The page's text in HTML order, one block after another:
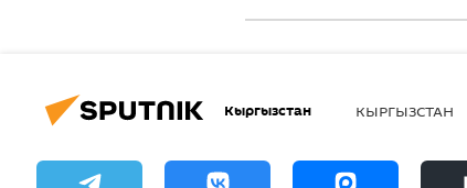
Кыргызстан КЫРГЫЗСТАН